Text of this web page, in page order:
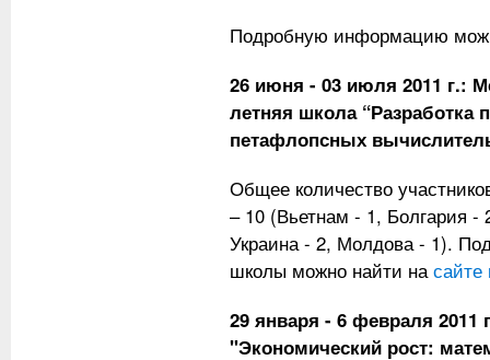
Подробную информацию
26 июня - 03 июля 2011 г.:
летняя школа
петафлопсных
Общее количество
– 10 (Вьетнам - 1, Болгария -
Украина - 2, Молдова - 1).
школы можно найти на
29 января - 6 февраля
"Экономический рост: